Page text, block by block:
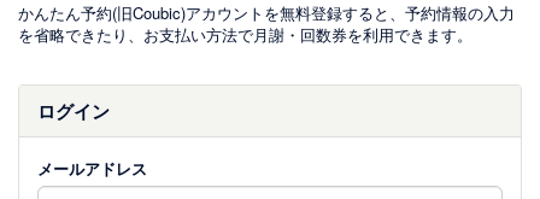
かんたん予約(旧Coubic)アカウントを無料登録すると、予約情報の入力
を省略できたり、お支払い方法で月謝・回数券を利用できます。
ログイン
メールアドレス